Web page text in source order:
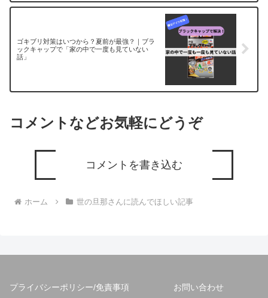
ゴキブリ対策はいつから？夏前が最強？｜ブラ
ックキャップで「家の中で一度も見ていない
話」
コメントなどお気軽にどうぞ
コメントを書き込む
ホーム 世の旦那さんに読んでほしい記事
プライバシーポリシー/免責事項 お問い合わせ